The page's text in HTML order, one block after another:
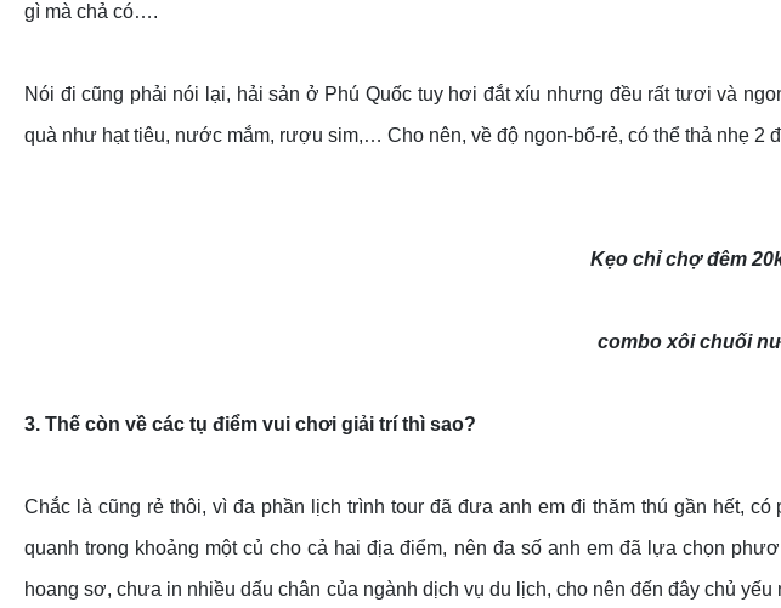
gì mà chả có….
Nói đi cũng phải nói lại, hải sản ở Phú Quốc tuy hơi đắt xíu nhưng đều rất tươi và
quà như hạt tiêu, nước mắm, rượu sim,… Cho nên, về độ ngon-bổ-rẻ, có thể thả nhẹ 2
Kẹo chỉ chợ đêm
combo xôi chuối
3. Thế còn về các tụ điểm vui chơi giải trí thì sao?
Chắc là cũng rẻ thôi, vì đa phần lịch trình tour đã đưa anh em đi thăm thú gần hết,
quanh trong khoảng một củ cho cả hai địa điểm, nên đa số anh em đã lựa chọn
hoang sơ, chưa in nhiều dấu chân của ngành dịch vụ du lịch, cho nên đến đây chủ